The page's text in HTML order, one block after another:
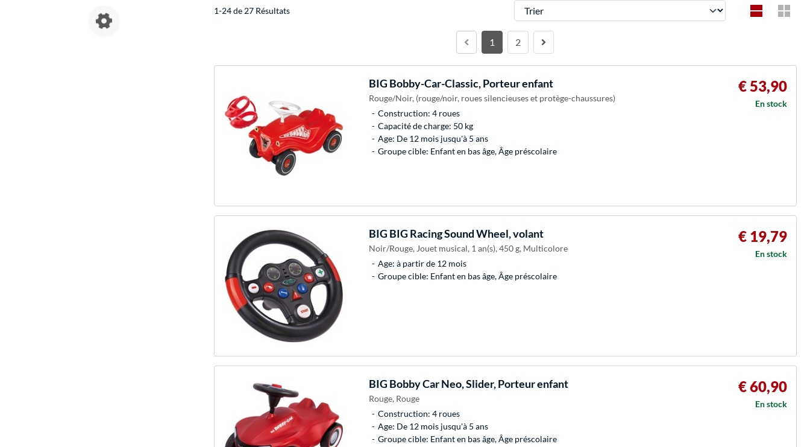
1-24 de 27 Résultats Trier
1 2
BIG Bobby-Car-Classic, Porteur enfant
Rouge/Noir, (rouge/noir, roues silencieuses et protège-chaussures)
Construction: 4 roues
Capacité de charge: 50 kg
Age: De 12 mois jusqu'à 5 ans
Groupe cible: Enfant en bas âge, Âge préscolaire
€ 53,90
En stock
BIG BIG Racing Sound Wheel, volant
Noir/Rouge, Jouet musical, 1 an(s), 450 g, Multicolore
Age: à partir de 12 mois
Groupe cible: Enfant en bas âge, Âge préscolaire
€ 19,79
En stock
BIG Bobby Car Neo, Slider, Porteur enfant
Rouge, Rouge
Construction: 4 roues
Age: De 12 mois jusqu'à 5 ans
Groupe cible: Enfant en bas âge, Âge préscolaire
€ 60,90
En stock